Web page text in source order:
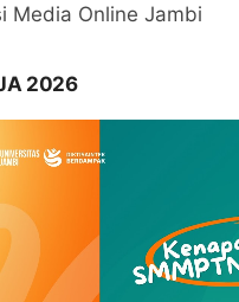
Media Online Jambi
2026